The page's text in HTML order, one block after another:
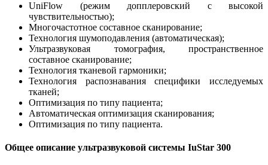
UniFlow (режим допплеровский с высокой
чувствительностью);
Многочастотное составное сканирование;
Технология шумоподавления (автоматическая);
Ультразвуковая томография, пространственное
составное сканирование;
Технология тканевой гармоники;
Технология распознавания специфики исследуемых
тканей;
Оптимизация по типу пациента;
Автоматическая оптимизация сканирования;
Оптимизация по типу пациента.
Общее описание ультразвуковой системы IuStar 300